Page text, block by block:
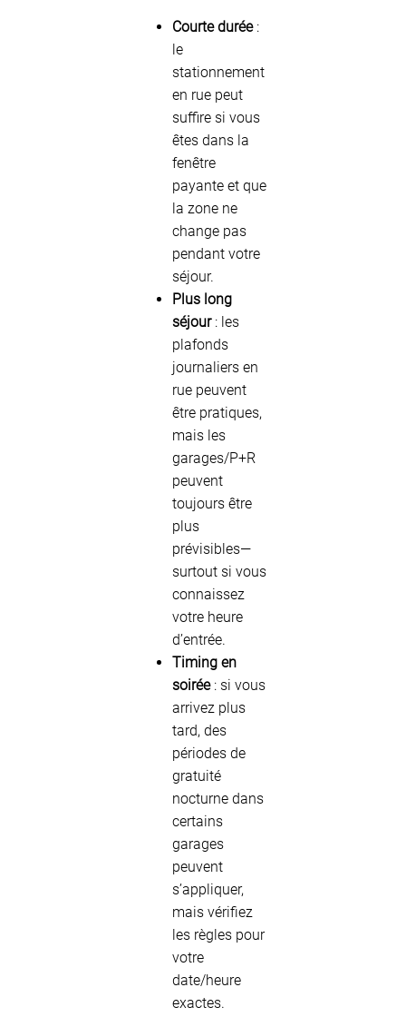
Courte durée:
le
stationnement
en rue peut
suffire si vous
êtes dans la
fenêtre
payante et que
la zone ne
change pas
pendant votre
séjour.
Plus long
séjour: les
plafonds
journaliers en
rue peuvent
être pratiques,
mais les
garages/P+R
peuvent
toujours être
plus
prévisibles—
surtout si vous
connaissez
votre heure
d’entrée.
Timing en
soirée: si vous
arrivez plus
tard, des
périodes de
gratuité
nocturne dans
certains
garages
peuvent
s’appliquer,
mais vérifiez
les règles pour
votre
date/heure
exactes.